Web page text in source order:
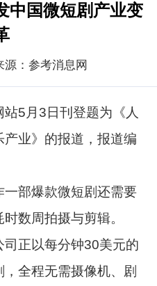
中国微短剧产业变
源：参考消息网
5月3日刊登题为《人
业》的报道，报道编
部爆款微短剧还需要
数周拍摄与剪辑。
正以每分钟30美元的
全程无需摄像机、剧